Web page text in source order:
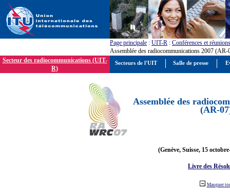
Page principale : UIT-R : Conférences et réunions
Assemblée des radiocommunications 2007 (AR-
Secteur des radiocommunications (UIT-
R)
Assemblée des
(AR-
(Genève, Suisse, 15
Livre des
Masquer
Secteurs de l'UIT Salle de presse